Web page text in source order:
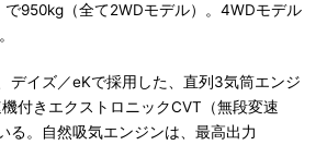
950kg（全て2WDモデル）。4WDモデル
デイズ／eKで採用した、直列3気筒エンジ
付きエクストロニックCVT（無段変速
る。自然吸気エンジンは、最高出力